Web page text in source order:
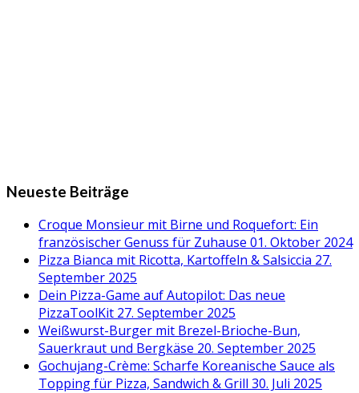
Neueste Beiträge
Croque Monsieur mit Birne und Roquefort: Ein
französischer Genuss für Zuhause 01. Oktober 2024
Pizza Bianca mit Ricotta, Kartoffeln & Salsiccia 27.
September 2025
Dein Pizza-Game auf Autopilot: Das neue
PizzaToolKit 27. September 2025
Weißwurst-Burger mit Brezel-Brioche-Bun,
Sauerkraut und Bergkäse 20. September 2025
Gochujang-Crème: Scharfe Koreanische Sauce als
Topping für Pizza, Sandwich & Grill 30. Juli 2025